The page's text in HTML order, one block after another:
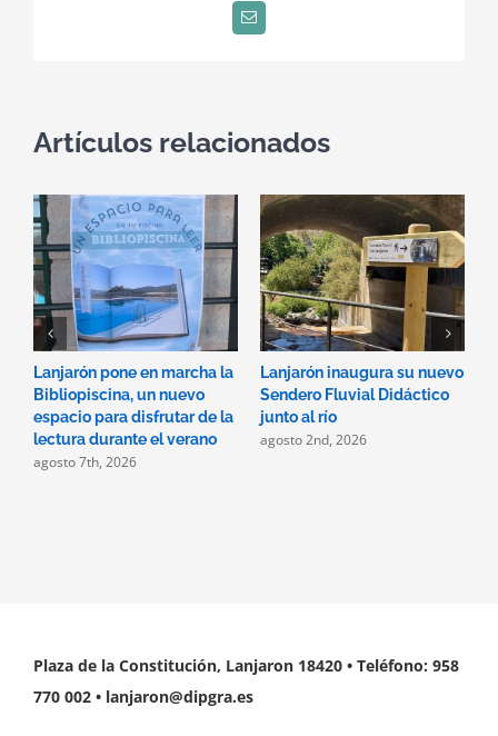
Correo
electrónico
Artículos relacionados
Lanjarón pone en marcha la
Bibliopiscina, un nuevo
espacio para disfrutar de la
lectura durante el verano
agosto 7th, 2026
Lanjarón inaugura su nuevo
Sendero Fluvial Didáctico
junto al río
agosto 2nd, 2026
Plaza de la Constitución, Lanjaron 18420 • Teléfono: 958
770 002 • lanjaron@dipgra.es